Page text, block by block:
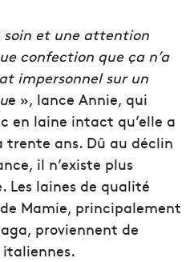
et une attention
confection que ça n’a
impersonnel sur un
e », lance Annie, qui
en laine intact qu’elle a
ans. Dû au déclin
il n’existe plus
Les laines de qualité
Mamie, principalement
proviennent de